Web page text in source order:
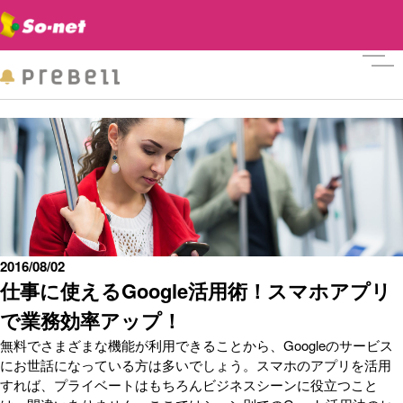
仕事に使えるGoogle活用術！スマホアプリ
で業務効率アップ！
2016/08/02
無料でさまざまな機能が利用できることから、Googleのサービス
にお世話になっている方は多いでしょう。スマホのアプリを活用
すれば、プライベートはもちろんビジネスシーンに役立つこと